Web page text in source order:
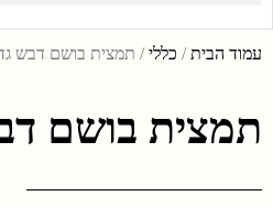
עמוד הבית/ כללי/ תמצית בושם דבש
תמצית בושם